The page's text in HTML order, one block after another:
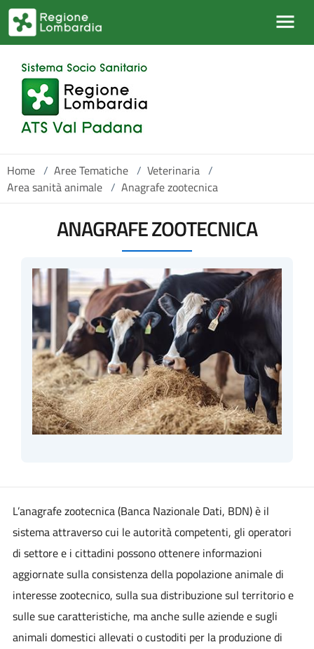
Salta al contenuto principale
Home / Aree Tematiche / Veterinaria /
Area sanità animale / Anagrafe zootecnica
ANAGRAFE ZOOTECNICA
L’anagrafe zootecnica (Banca Nazionale Dati, BDN) è il
sistema attraverso cui le autorità competenti, gli operatori
di settore e i cittadini possono ottenere informazioni
aggiornate sulla consistenza della popolazione animale di
interesse zootecnico, sulla sua distribuzione sul territorio e
sulle sue caratteristiche, ma anche sulle aziende e sugli
animali domestici allevati o custoditi per la produzione di